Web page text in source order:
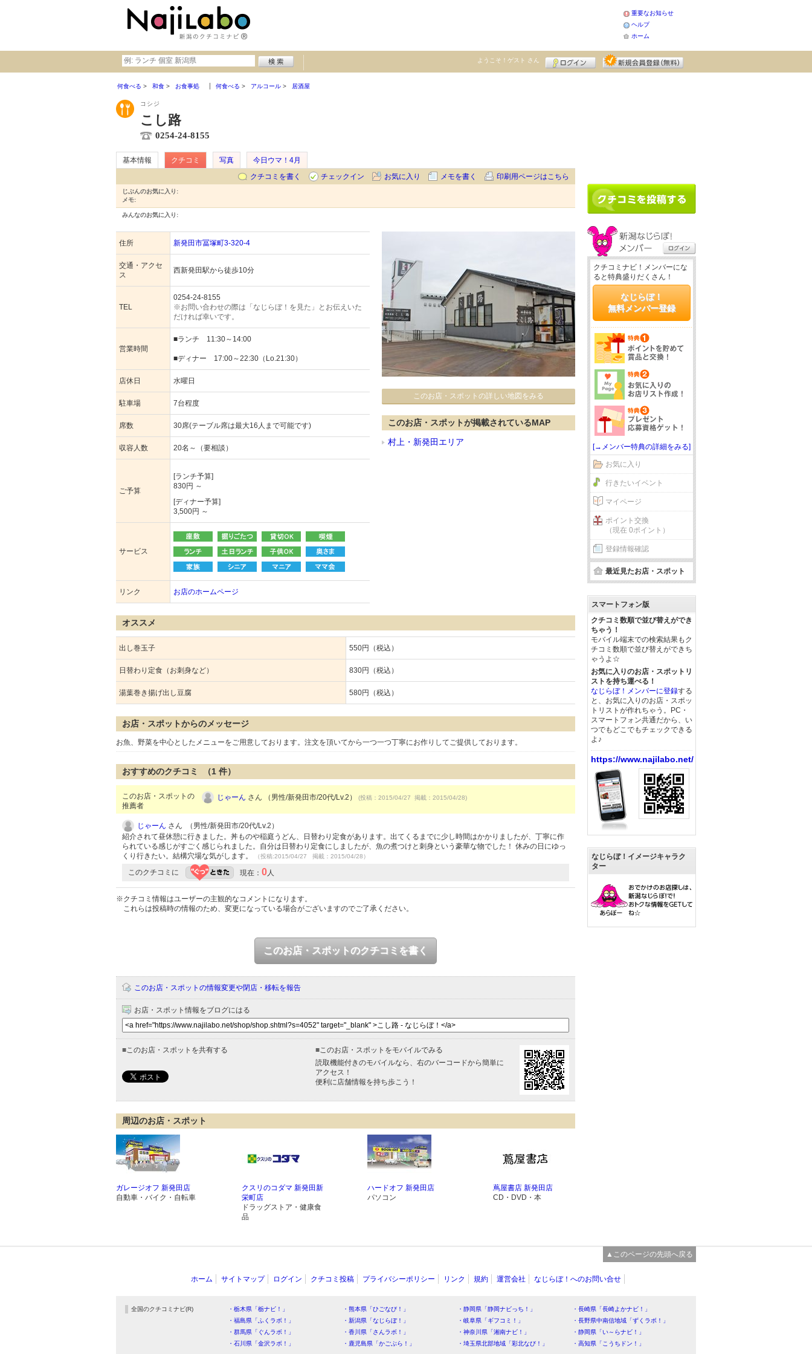
重要なお知らせ
ヘルプ
ホーム
ようこそ！ ゲスト さん
何食べる 和食 お食事処 何食べる アルコール 居酒屋
コシジ
こし路
0254-24-8155
基本情報 クチコミ 写真
今日ウマ！4月
クチコミを書く
チェックイン お気に入り メモを書く 印刷用ページはこちら
じぶんのお気に入り:
メモ:
みんなのお気に入り:
住所 新発田市冨塚町3-320-4
交通・アクセ
ス
西新発田駅から徒歩10分
TEL
0254-24-8155
※お問い合わせの際は「なじらぼ！を見た」とお伝えいた
だければ幸いです。
営業時間
■ランチ 11:30～14:00
■ディナー 17:00～22:30（Lo.21:30）
店休日 水曜日
駐車場 7台程度
席数 30席(テーブル席は最大16人まで可能です)
収容人数 20名～（要相談）
ご予算
[ランチ予算]
830円 ～
[ディナー予算]
3,500円 ～
サービス
リンク お店のホームページ
このお店・スポットの詳しい地図をみる
このお店・スポットが掲載されているMAP
村上・新発田エリア
オススメ
出し巻玉子 550円（税込）
日替わり定食（お刺身など） 830円（税込）
湯葉巻き揚げ出し豆腐 580円（税込）
お店・スポットからのメッセージ
お魚、野菜を中心としたメニューをご用意しております。注文を頂いてから一つ一つ丁寧にお作りしてご提供しております。
おすすめのクチコミ （1 件）
このお店・スポットの
推薦者
じゃーん さん （男性/新発田市/20代/Lv.2） (投稿：2015/04/27 掲載：2015/04/28)
じゃーん さん （男性/新発田市/20代/Lv.2）
紹介されて昼休憩に行きました。丼ものや稲庭うどん、日替わり定食があります。出てくるまでに少し時間はかかりましたが、丁寧に作
られている感じがすごく感じられました。自分は日替わり定食にしましたが、魚の煮つけと刺身という豪華な物でした！ 休みの日にゆっ
くり行きたい。結構穴場な気がします。
（投稿:2015/04/27 掲載：2015/04/28）
このクチコミに 現在： 0人
※クチコミ情報はユーザーの主観的なコメントになります。
これらは投稿時の情報のため、変更になっている場合がございますのでご了承ください。
このお店・スポットのクチコミを書く
このお店・スポットの情報変更や閉店・移転を報告
お店・スポット情報をブログにはる
■このお店・スポットを共有する ■このお店・スポットをモバイルでみる
読取機能付きのモバイルなら、右のバーコードから簡単に
アクセス！
便利に店舗情報を持ち歩こう！
周辺のお店・スポット
ガレージオフ 新発田店
自動車・バイク・自転車
クスリのコダマ 新発田新
栄町店
ドラッグストア・健康食
品
ハードオフ 新発田店
パソコン
蔦屋書店 新発田店
CD・DVD・本
クチコミナビ！メンバーにな
ると特典盛りだくさん！
なじらぼ！
無料メンバー登録
[→メンバー特典の詳細をみる]
お気に入り
行きたいイベント
マイページ
ポイント交換
（現在 0ポイント）
登録情報確認
最近見たお店・スポット
スマートフォン版
クチコミ数順で並び替えができ
ちゃう！
モバイル端末での検索結果もク
チコミ数順で並び替えができち
ゃうよ☆
お気に入りのお店・スポットリ
ストを持ち運べる！
なじらぼ！メンバーに登録する
と、お気に入りのお店・スポッ
トリストが作れちゃう。PC・
スマートフォン共通だから、い
つでもどこでもチェックできる
よ♪
https://www.najilabo.net/
なじらぼ！イメージキャラク
ター
▲このページの先頭へ戻る
ホーム サイトマップ ログイン クチコミ投稿 プライバシーポリシー リンク 規約 運営会社 なじらぼ！へのお問い合せ
全国のクチコミナビ(R) ・栃木県「栃ナビ！」 ・熊本県「ひごなび！」 ・静岡県「静岡ナビっち！」
・長崎県「長崎よかナビ！」
・福島県「ふくラボ！」
・新潟県「なじらぼ！」 ・岐阜県「ギフコミ！」
・長野県中南信地域「ずくラボ！」
・群馬県「ぐんラボ！」
・香川県「さんラボ！」 ・神奈川県「湘南ナビ！」
・静岡県「い～らナビ！」
・石川県「金沢ラボ！」
・鹿児島県「かごぶら！」 ・埼玉県北部地域「彩北なび！」 ・高知県「こうちドン！」